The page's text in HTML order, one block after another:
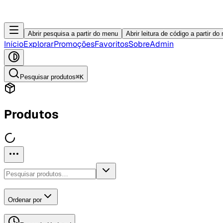
Abrir pesquisa a partir do menu Abrir leitura de código a partir do
InícioExplorarPromoçõesFavoritosSobreAdmin
Pesquisar produtos⌘K
Produtos
Ordenar por